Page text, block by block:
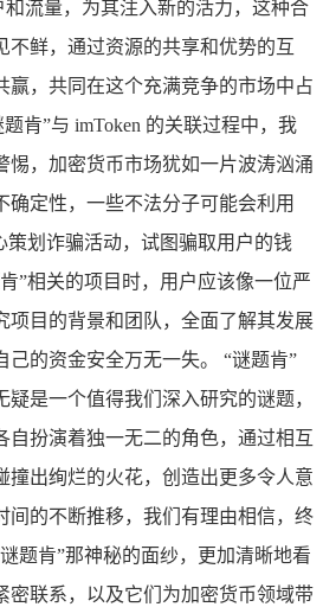
和流量，为其注入新的活力，这种合
不鲜，通过资源的共享和优势的互
赢，共同在这个充满竞争的市场中占
肯”与 imToken 的关联过程中，我
惕，加密货币市场犹如一片波涛汹涌
确定性，一些不法分子可能会利用
策划诈骗活动，试图骗取用户的钱
”相关的项目时，用户应该像一位严
项目的背景和团队，全面了解其发展
己的资金安全万无一失。 “谜题肯”
疑是一个值得我们深入研究的谜题，
自扮演着独一无二的角色，通过相互
撞出绚烂的火花，创造出更多令人意
间的不断推移，我们有理由相信，终
题肯”那神秘的面纱，更加清晰地看
密联系，以及它们为加密货币领域带